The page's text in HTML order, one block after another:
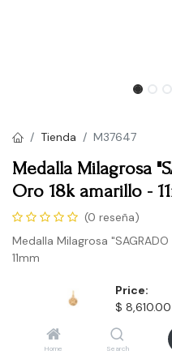
Price:
$ 8,610.00
Home Search
Tienda M37647
Medalla Milagrosa
Oro 18k amarillo -
(0 reseña)
Medalla Milagrosa
11mm
8,610.00
Comprar